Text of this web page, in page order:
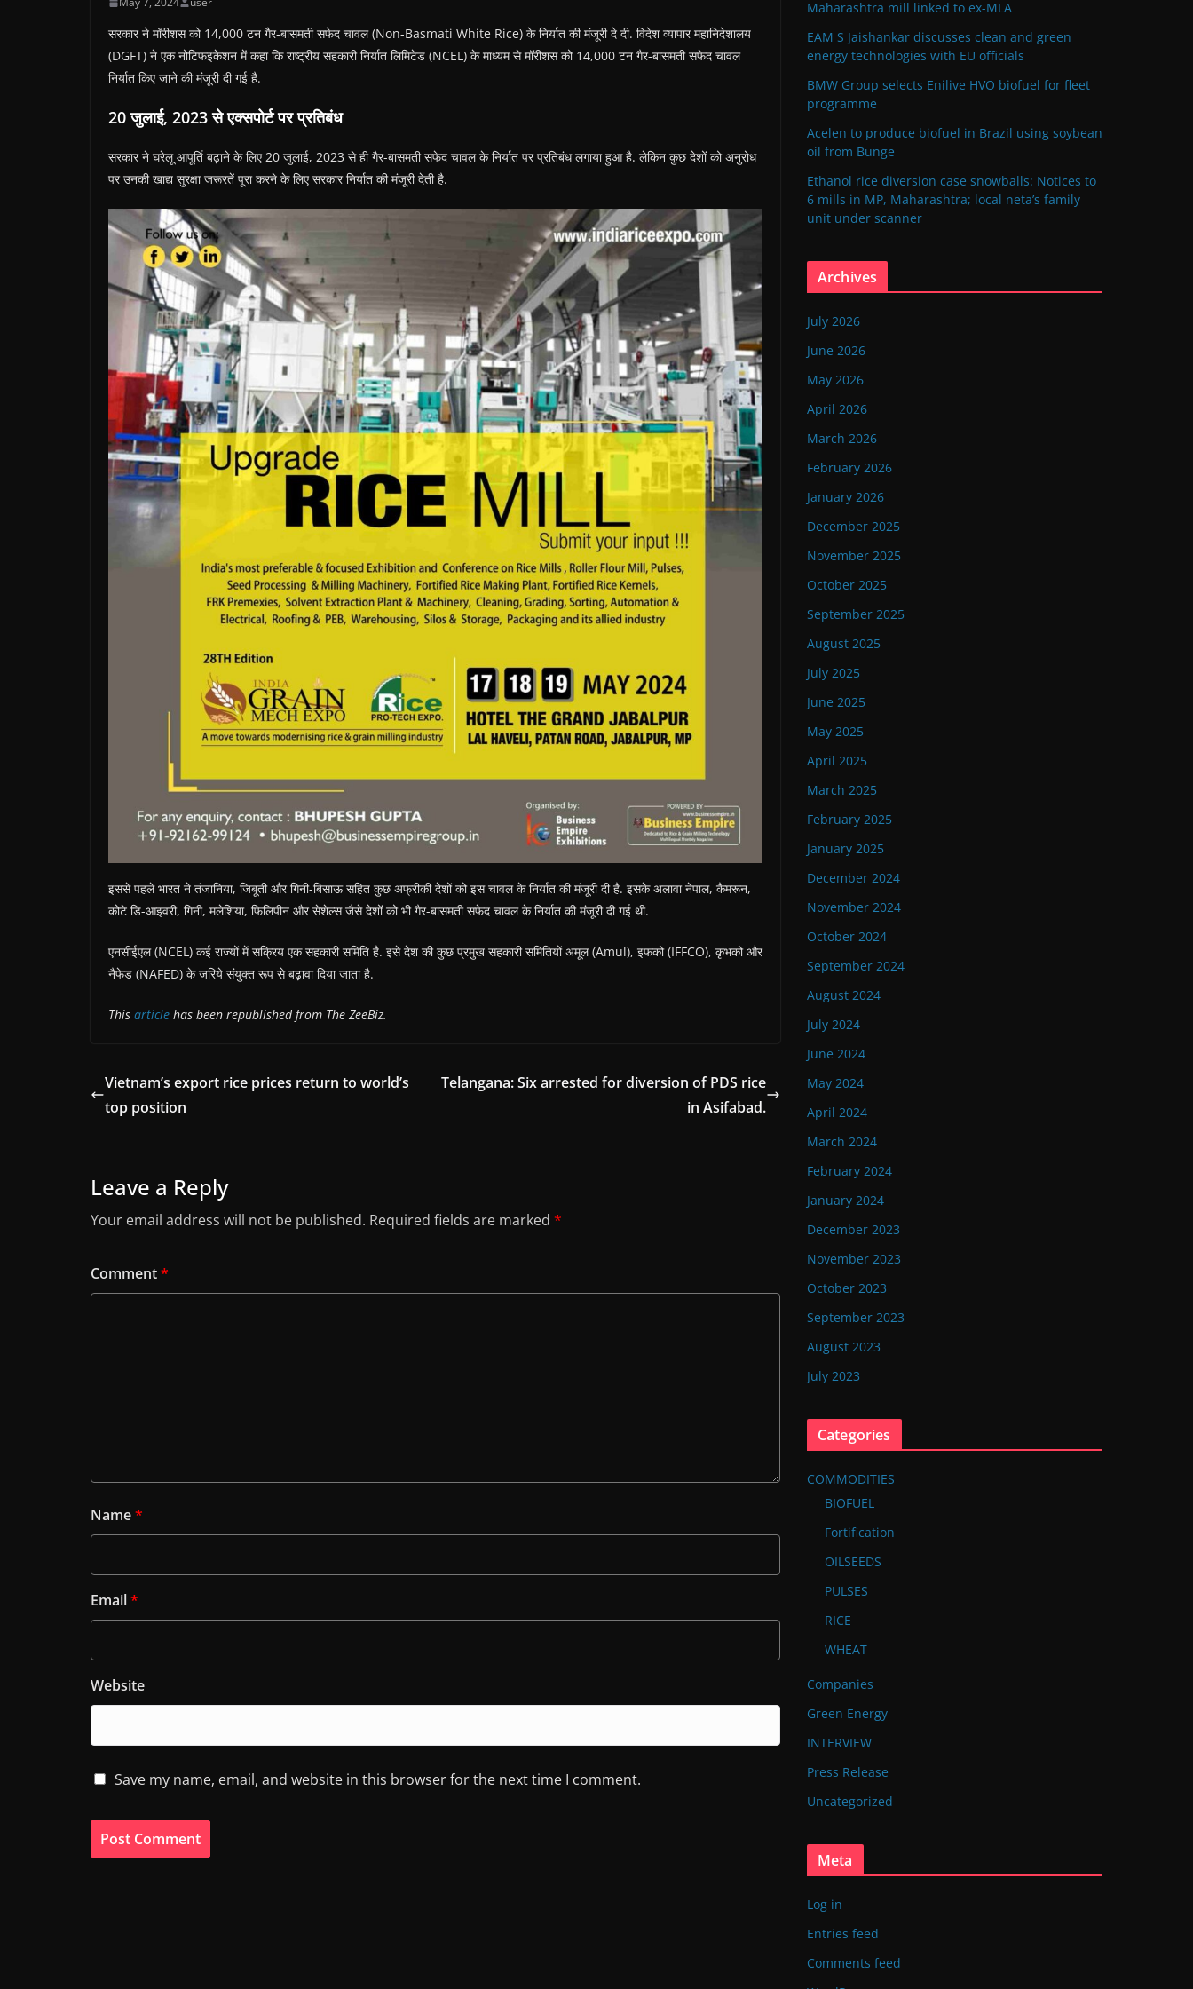
सरकार ने मॉरीशस को 14,000 टन गैर-बासमती सफेद चावल (Non-Basmati White Rice) के निर्यात की मंजूरी दे दी. विदेश व्यापार महानिदेशालय
(DGFT) ने एक नोटिफइकेशन में कहा कि राष्ट्रीय सहकारी निर्यात लिमिटेड (NCEL) के माध्यम से मॉरीशस को 14,000 टन गैर-बासमती सफेद चावल
निर्यात किए जाने की मंजूरी दी गई है.
20 जुलाई, 2023 से एक्सपोर्ट पर प्रतिबंध
सरकार ने घरेलू आपूर्ति बढ़ाने के लिए 20 जुलाई, 2023 से ही गैर-बासमती सफेद चावल के निर्यात पर प्रतिबंध लगाया हुआ है. लेकिन कुछ देशों को अनुरोध
पर उनकी खाद्य सुरक्षा जरूरतें पूरा करने के लिए सरकार निर्यात की मंजूरी देती है.
इससे पहले भारत ने तंजानिया, जिबूती और गिनी-बिसाऊ सहित कुछ अफ्रीकी देशों को इस चावल के निर्यात की मंजूरी दी है. इसके अलावा नेपाल, कैमरून,
कोटे डि-आइवरी, गिनी, मलेशिया, फिलिपीन और सेशेल्स जैसे देशों को भी गैर-बासमती सफेद चावल के निर्यात की मंजूरी दी गई थी.
एनसीईएल (NCEL) कई राज्यों में सक्रिय एक सहकारी समिति है. इसे देश की कुछ प्रमुख सहकारी समितियों अमूल (Amul), इफको (IFFCO), कृभको और
नैफेड (NAFED) के जरिये संयुक्त रूप से बढ़ावा दिया जाता है.
This article has been republished from The ZeeBiz.
Vietnam’s export rice prices return to world’s
top position
Telangana: Six arrested for diversion of PDS rice
in Asifabad.
Leave a Reply
Your email address will not be published. Required fields are marked *
Comment*
Name*
Email*
Website
Save my name, email, and website in this browser for the next time I comment.
Maharashtra mill linked to ex-MLA
EAM S Jaishankar discusses clean and green
energy technologies with EU officials
BMW Group selects Enilive HVO biofuel for fleet
programme
Acelen to produce biofuel in Brazil using soybean
oil from Bunge
Ethanol rice diversion case snowballs: Notices to
6 mills in MP, Maharashtra; local neta’s family
unit under scanner
Archives
July 2026
June 2026
May 2026
April 2026
March 2026
February 2026
January 2026
December 2025
November 2025
October 2025
September 2025
August 2025
July 2025
June 2025
May 2025
April 2025
March 2025
February 2025
January 2025
December 2024
November 2024
October 2024
September 2024
August 2024
July 2024
June 2024
May 2024
April 2024
March 2024
February 2024
January 2024
December 2023
November 2023
October 2023
September 2023
August 2023
July 2023
Categories
COMMODITIES
BIOFUEL
Fortification
OILSEEDS
PULSES
RICE
WHEAT
Companies
Green Energy
INTERVIEW
Press Release
Uncategorized
Meta
Log in
Entries feed
Comments feed